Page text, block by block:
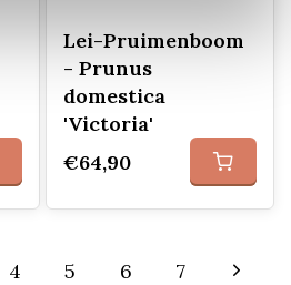
Lei-Pruimenboom
- Prunus
domestica
'Victoria'
€64,90
4 5 6 7